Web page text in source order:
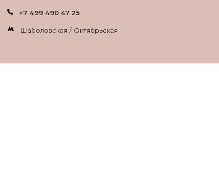
+7 499 490 47 25
Шаболовская / Октябрьская